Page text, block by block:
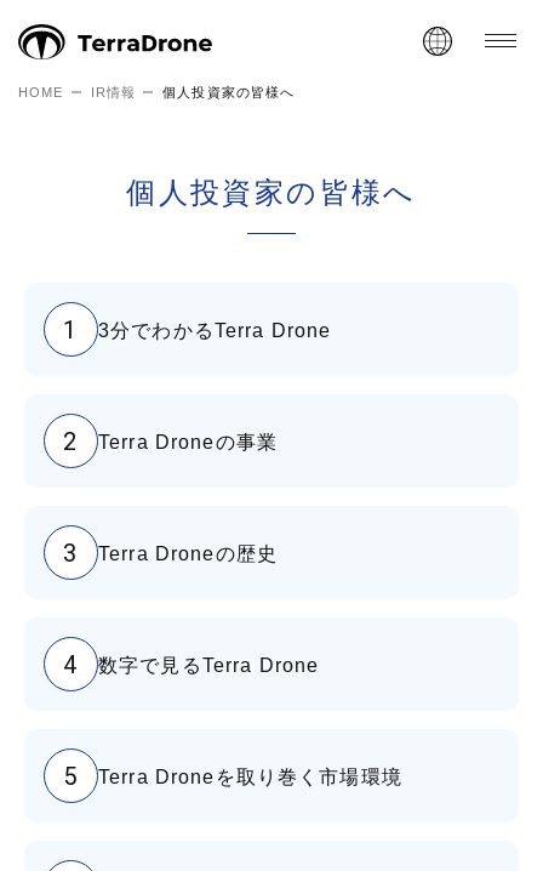
HOME IR情報 個人投資家の皆様へ
個人投資家の皆様へ
1 3分でわかるTerra Drone
2 Terra Droneの事業
3 Terra Droneの歴史
4 数字で見るTerra Drone
5 Terra Droneを取り巻く市場環境